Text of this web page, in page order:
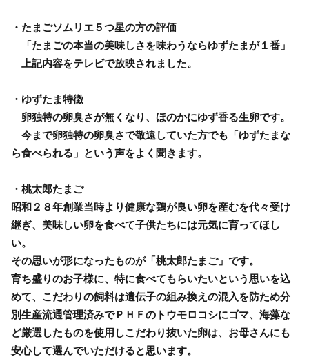
・たまごソムリエ５つ星の方の評価
「たまごの本当の美味しさを味わうならゆずたまが１番」
上記内容をテレビで放映されました。
・ゆずたま特徴
卵独特の卵臭さが無くなり、ほのかにゆず香る生卵です。
今まで卵独特の卵臭さで敬遠していた方でも「ゆずたまな
ら食べられる」という声をよく聞きます。
・桃太郎たまご
昭和２８年創業当時より健康な鶏が良い卵を産むを代々受け
継ぎ、美味しい卵を食べて子供たちには元気に育ってほし
い。
その思いが形になったものが「桃太郎たまご」です。
育ち盛りのお子様に、特に食べてもらいたいという思いを込
めて、こだわりの飼料は遺伝子の組み換えの混入を防ため分
別生産流通管理済みでＰＨＦのトウモロコシにゴマ、海藻な
ど厳選したものを使用しこだわり抜いた卵は、お母さんにも
安心して選んでいただけると思います。